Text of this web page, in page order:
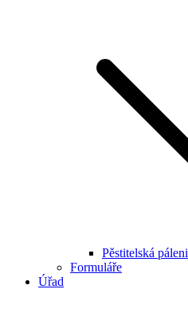
Pěstitelská
Formuláře
Úřad